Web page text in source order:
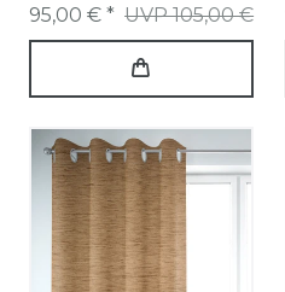
UVP 105,00 €
95,00 € *